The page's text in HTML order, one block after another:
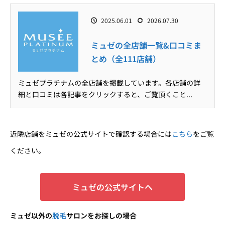
2025.06.01 2026.07.30
ミュゼの全店舗一覧&口コミま
とめ（全111店舗）
ミュゼプラチナムの全店舗を掲載しています。各店舗の詳
細と口コミは各記事をクリックすると、ご覧頂くこと...
近隣店舗をミュゼの公式サイトで確認する場合にはこちらをご覧
ください。
ミュゼの公式サイトへ
ミュゼ以外の脱毛サロンをお探しの場合